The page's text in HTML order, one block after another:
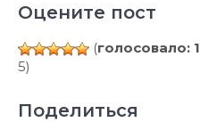
Оцените пост
(голосовало: 1
5)
Поделиться